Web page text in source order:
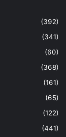
(392)
(341)
(60)
(368)
(161)
(65)
(122)
(441)